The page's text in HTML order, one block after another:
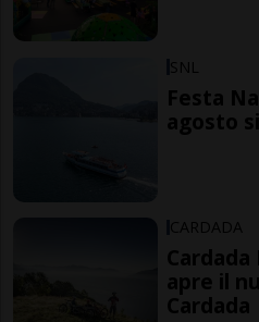
SNL
Festa
agosto
CARDADA
apre il
Cardada